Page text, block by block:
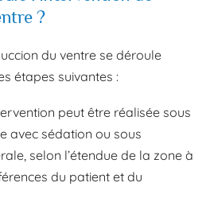
?
du ventre se déroule
étapes suivantes :
peut être réalisée sous
avec sédation ou sous
selon l’étendue de la zone à
du patient et du